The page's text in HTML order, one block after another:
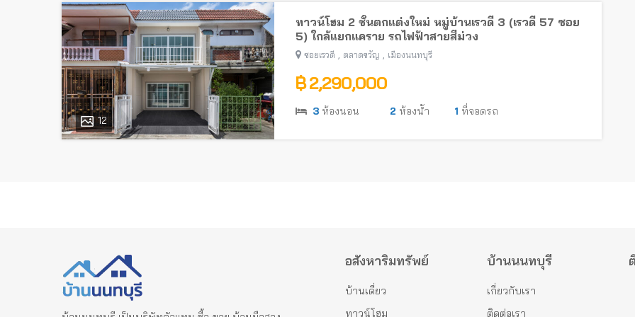
12
ทาวน์โฮม 2 ชั้นตกแต่งใหม่ หมู่บ้านเรวดี 3 (เรวดี 57 ซอย
5) ใกล้แยกแคราย รถไฟฟ้าสายสีม่วง
ซอยเรวดี , ตลาดขวัญ , เมืองนนทบุรี
฿ 2,290,000
3 ห้องนอน 2 ห้องน้ำ 1 ที่จอดรถ
อสังหาริมทรัพย์
บ้านเดี่ยว
ทาวน์โฮม
บ้านนนทบุรี
เกี่ยวกับเรา
ติดต่อเรา